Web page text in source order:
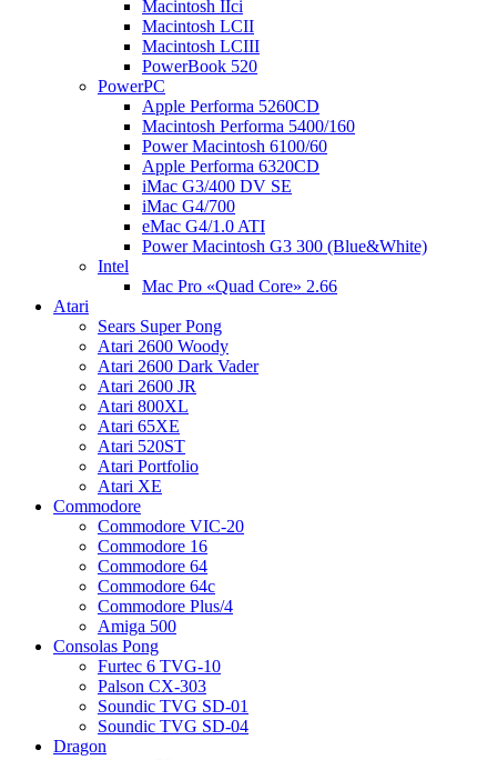
Macintosh IIci
Macintosh LCII
Macintosh LCIII
PowerBook 520
PowerPC
Apple Performa 5260CD
Macintosh Performa 5400/160
Power Macintosh 6100/60
Apple Performa 6320CD
iMac G3/400 DV SE
iMac G4/700
eMac G4/1.0 ATI
Power Macintosh G3 300 (Blue&White)
Intel
Mac Pro «Quad Core» 2.66
Atari
Sears Super Pong
Atari 2600 Woody
Atari 2600 Dark Vader
Atari 2600 JR
Atari 800XL
Atari 65XE
Atari 520ST
Atari Portfolio
Atari XE
Commodore
Commodore VIC-20
Commodore 16
Commodore 64
Commodore 64c
Commodore Plus/4
Amiga 500
Consolas Pong
Furtec 6 TVG-10
Palson CX-303
Soundic TVG SD-01
Soundic TVG SD-04
Dragon